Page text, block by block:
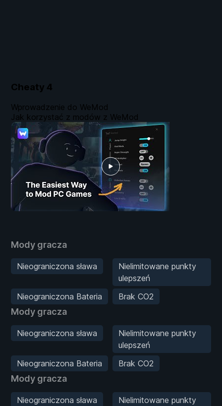
Cheaty 4
Mody gracza
Nieograniczona sława
Nielimitowane punkty
ulepszeń
Nieograniczona Bateria
Brak CO2
Mody gracza
Nieograniczona sława
Nielimitowane punkty
ulepszeń
Nieograniczona Bateria
Brak CO2
Mody gracza
Nieograniczona sława
Nielimitowane punkty
Wprowadzenie do WeMod
Jak korzystać z modów z WeMod